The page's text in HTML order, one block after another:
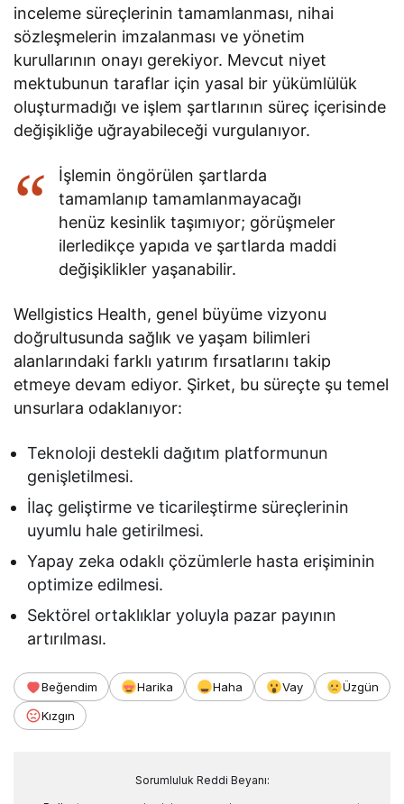
inceleme süreçlerinin tamamlanması, nihai
sözleşmelerin imzalanması ve yönetim
kurullarının onayı gerekiyor. Mevcut niyet
mektubunun taraflar için yasal bir yükümlülük
oluşturmadığı ve işlem şartlarının süreç içerisinde
değişikliğe uğrayabileceği vurgulanıyor.
İşlemin öngörülen şartlarda
tamamlanıp tamamlanmayacağı
henüz kesinlik taşımıyor; görüşmeler
ilerledikçe yapıda ve şartlarda maddi
değişiklikler yaşanabilir.
Wellgistics Health, genel büyüme vizyonu
doğrultusunda sağlık ve yaşam bilimleri
alanlarındaki farklı yatırım fırsatlarını takip
etmeye devam ediyor. Şirket, bu süreçte şu temel
unsurlara odaklanıyor:
Teknoloji destekli dağıtım platformunun
genişletilmesi.
İlaç geliştirme ve ticarileştirme süreçlerinin
uyumlu hale getirilmesi.
Yapay zeka odaklı çözümlerle hasta erişiminin
optimize edilmesi.
Sektörel ortaklıklar yoluyla pazar payının
artırılması.
Beğendim Harika Haha Vay
Üzgün
Kızgın
Sorumluluk Reddi Beyanı: